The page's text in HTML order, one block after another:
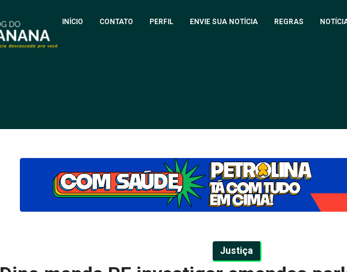
INÍCIO CONTATO PERFIL ENVIE SUA NOTÍCIA REGRAS
Justiça